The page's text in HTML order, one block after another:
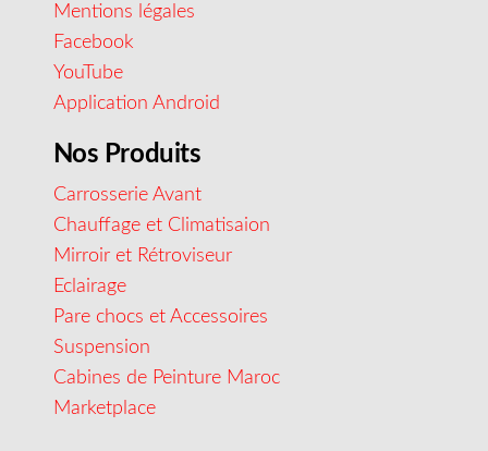
Mentions légales
Facebook
YouTube
Application Android
Nos Produits
Carrosserie Avant
Chauffage et Climatisaion
Mirroir et Rétroviseur
Eclairage
Pare chocs et Accessoires
Suspension
Cabines de Peinture Maroc
Marketplace